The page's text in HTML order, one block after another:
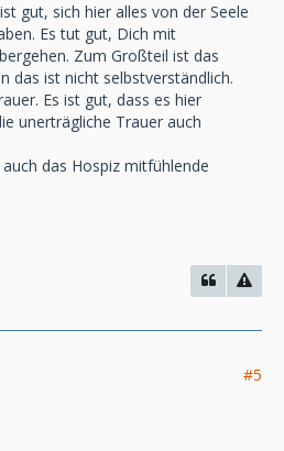
gut, sich hier alles von der Seele
Es tut gut, Dich mit
Zum Großteil ist das
das ist nicht selbstverständlich.
Es ist gut, dass es hier
unerträgliche Trauer auch
das Hospiz mitfühlende
#5